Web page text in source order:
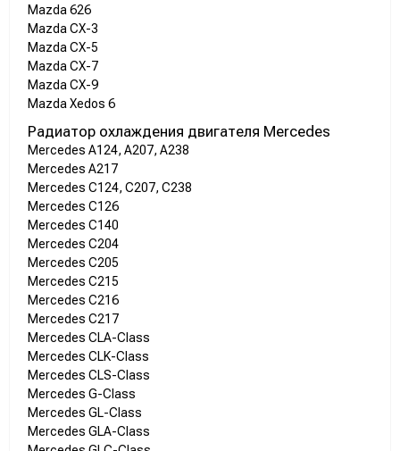
Mazda 626
Mazda CX-3
Mazda CX-5
Mazda CX-7
Mazda CX-9
Mazda Xedos 6
Радиатор охлаждения двигателя Mercedes
Mercedes A124, A207, A238
Mercedes A217
Mercedes C124, C207, C238
Mercedes C126
Mercedes C140
Mercedes C204
Mercedes C205
Mercedes C215
Mercedes C216
Mercedes C217
Mercedes CLA-Class
Mercedes CLK-Class
Mercedes CLS-Class
Mercedes G-Class
Mercedes GL-Class
Mercedes GLA-Class